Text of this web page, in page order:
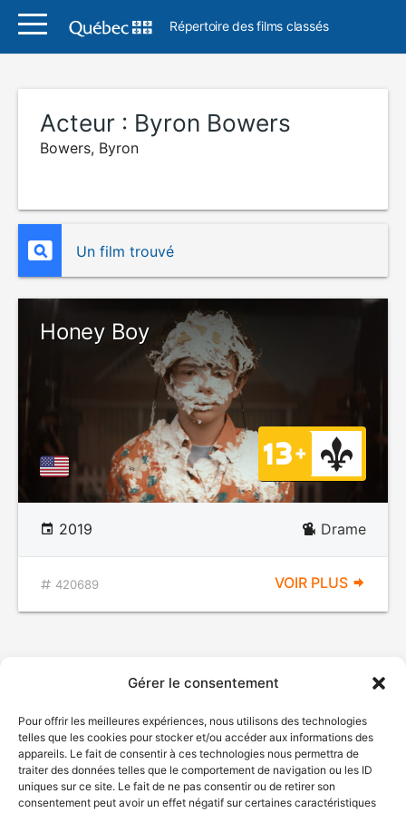
Gérer le consentement
Pour offrir les meilleures expériences, nous utilisons des technologies
telles que les cookies pour stocker et/ou accéder aux informations des
appareils. Le fait de consentir à ces technologies nous permettra de
traiter des données telles que le comportement de navigation ou les ID
uniques sur ce site. Le fait de ne pas consentir ou de retirer son
consentement peut avoir un effet négatif sur certaines caractéristiques
Répertoire des films classés
Acteur : Byron Bowers
Bowers, Byron
Un film trouvé
Honey Boy
2019 Drame
420689 VOIR PLUS